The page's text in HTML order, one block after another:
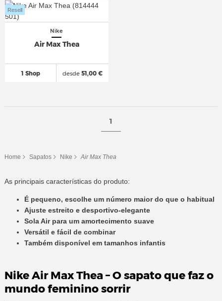
Nike
Air Max Thea
1 Shop
Resell
desde51,00 €
1
Home Sapatos Nike Air Max Thea
As principais características do produto:
É pequeno, escolhe um número maior do que o habitual
Ajuste estreito e desportivo-elegante
Sola Air para um amortecimento suave
Versátil e fácil de combinar
Também disponível em tamanhos infantis
Nike Air Max Thea – O sapato que faz o
mundo feminino sorrir